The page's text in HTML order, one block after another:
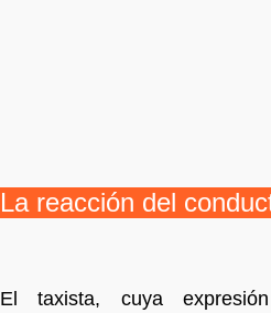
La reacción del
El taxista, cuya